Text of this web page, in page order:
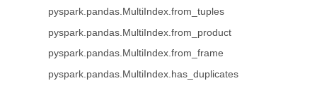
pyspark.pandas.MultiIndex.from_tuples
pyspark.pandas.MultiIndex.from_product
pyspark.pandas.MultiIndex.from_frame
pyspark.pandas.MultiIndex.has_duplicates